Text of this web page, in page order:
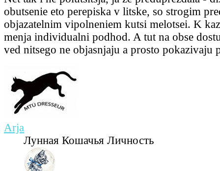
obutsenie eto perepiska v litske, so strogim
objazatelnim vipolneniem kutsi melotsei. K
menja individualni podhod. A tut na obse
ved nitsego ne objasnjaju a prosto pokazivaju
Arja
Лунная Кошачья Личность